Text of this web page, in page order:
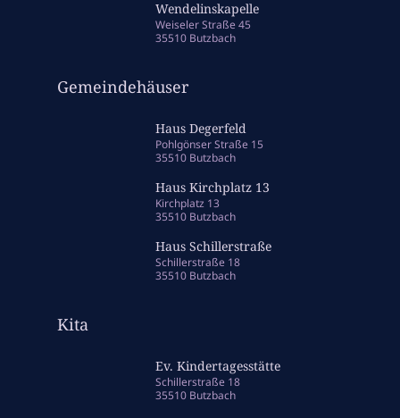
Wendelinskapelle
Weiseler Straße 45
35510 Butzbach
Gemeindehäuser
Haus Degerfeld
Pohlgönser Straße 15
35510 Butzbach
Haus Kirchplatz 13
Kirchplatz 13
35510 Butzbach
Haus Schillerstraße
Schillerstraße 18
35510 Butzbach
Kita
Ev. Kindertagesstätte
Schillerstraße 18
35510 Butzbach